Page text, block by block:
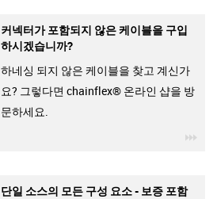
커넥터가 포함되지 않은 케이블을 구입
하시겠습니까?
하네싱 되지 않은 케이블을 찾고 계신가
요? 그렇다면 chainflex® 온라인 샵을 방
문하세요.
단일 소스의 모든 구성 요소 - 보증 포함